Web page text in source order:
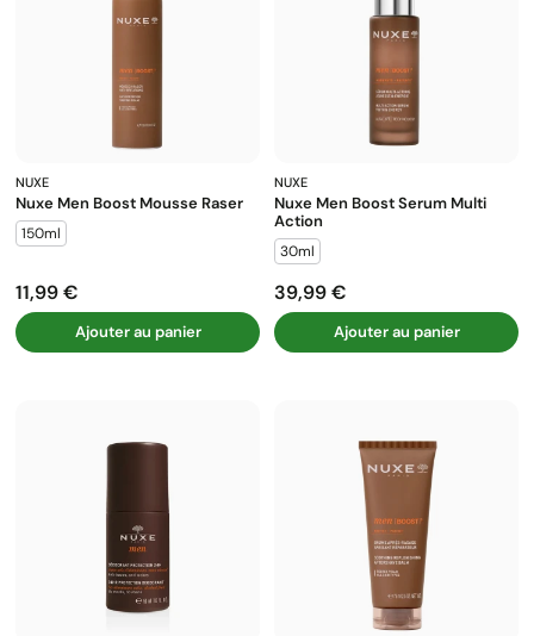
NUXE
Nuxe Men Boost Mousse Raser
150ml
Prix
11,99 €
Ajouter au panier
NUXE
Nuxe Men Boost Serum Multi
Action
30ml
Prix
39,99 €
Ajouter au panier